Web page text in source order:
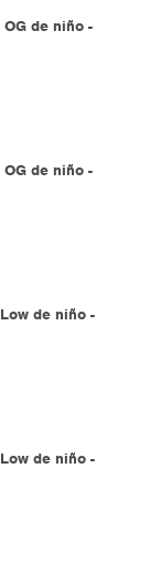
de niño -
de niño -
de niño -
de niño -